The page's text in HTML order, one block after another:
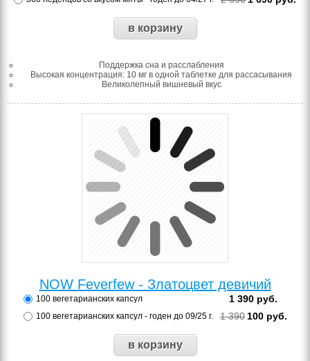
Поддержка сна и расслабления
Высокая концентрация: 10 мг в одной таблетке для рассасывания
Великолепный вишневый вкус
NOW Feverfew - Златоцвет девичий
100 вегетарианских капсул 1 390 руб.
100 вегетарианских капсул - годен до 09/25 г. 1 390 100 руб.